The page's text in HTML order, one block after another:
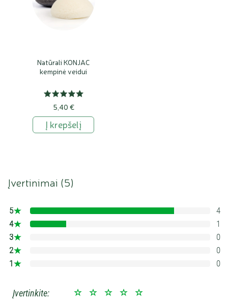
Natūrali KONJAC
kempinė veidui
5,40 €
Į krepšelį
Įvertinimai (5)
5
4
3
2
1
4
1
0
0
0
Įvertinkite: